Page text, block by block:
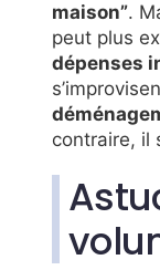
maison”.
peut plus
dépenses
contraire, il